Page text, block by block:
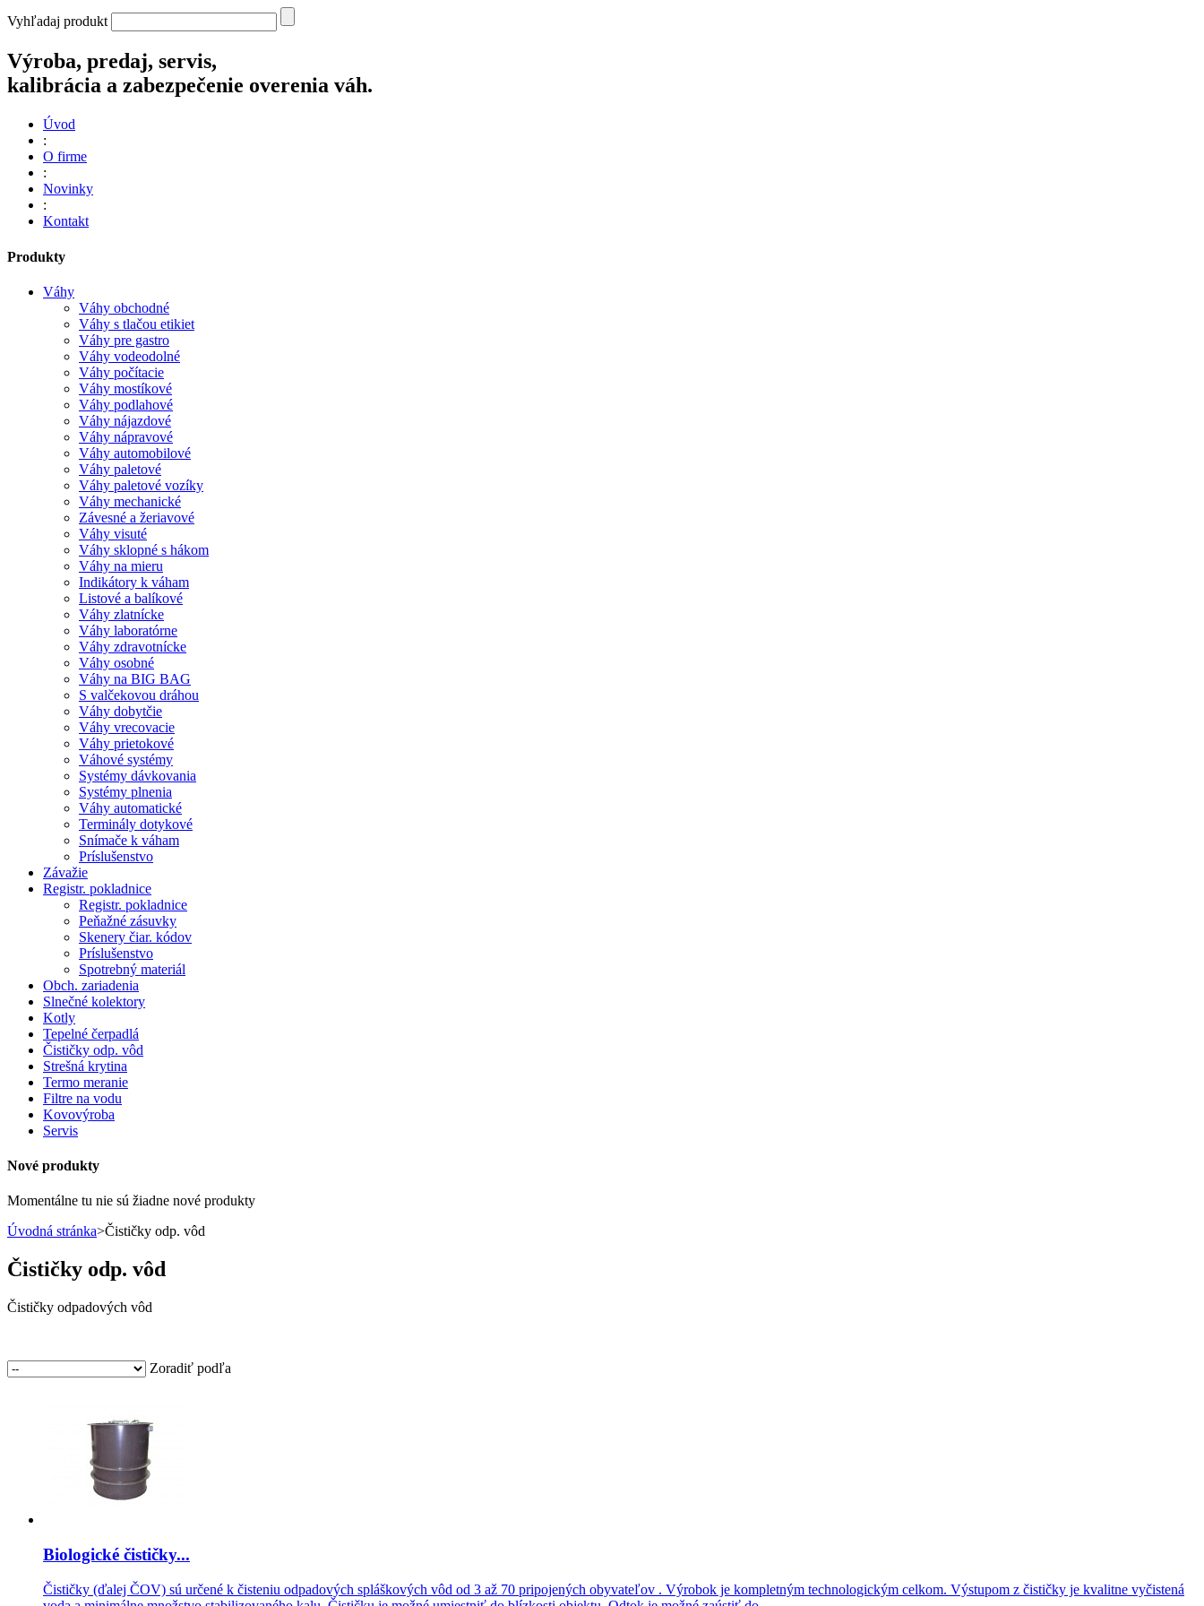
Vyhľadaj produkt
Výroba, predaj, servis,
kalibrácia a zabezpečenie overenia váh.
Úvod
:
O firme
:
Novinky
:
Kontakt
Produkty
Váhy
Váhy obchodné
Váhy s tlačou etikiet
Váhy pre gastro
Váhy vodeodolné
Váhy počítacie
Váhy mostíkové
Váhy podlahové
Váhy nájazdové
Váhy nápravové
Váhy automobilové
Váhy paletové
Váhy paletové vozíky
Váhy mechanické
Závesné a žeriavové
Váhy visuté
Váhy sklopné s hákom
Váhy na mieru
Indikátory k váham
Listové a balíkové
Váhy zlatnícke
Váhy laboratórne
Váhy zdravotnícke
Váhy osobné
Váhy na BIG BAG
S valčekovou dráhou
Váhy dobytčie
Váhy vrecovacie
Váhy prietokové
Váhové systémy
Systémy dávkovania
Systémy plnenia
Váhy automatické
Terminály dotykové
Snímače k váham
Príslušenstvo
Závažie
Registr. pokladnice
Registr. pokladnice
Peňažné zásuvky
Skenery čiar. kódov
Príslušenstvo
Spotrebný materiál
Obch. zariadenia
Slnečné kolektory
Kotly
Tepelné čerpadlá
Čističky odp. vôd
Strešná krytina
Termo meranie
Filtre na vodu
Kovovýroba
Servis
Nové produkty
Momentálne tu nie sú žiadne nové produkty
Úvodná stránka>Čističky odp. vôd
Čističky odp. vôd
Čističky odpadových vôd
Zoradiť podľa
Biologické čističky...
Čističky (ďalej ČOV) sú určené k čisteniu odpadových spláškových vôd od 3 až 70 pripojených obyvateľov . Výrobok je kompletným technologickým celkom. Výstupom z čističky je kvalitne vyčistená